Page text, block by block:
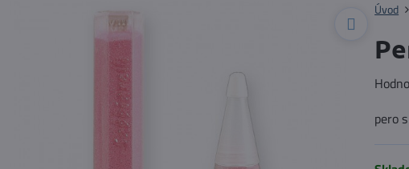
Úvod
pero